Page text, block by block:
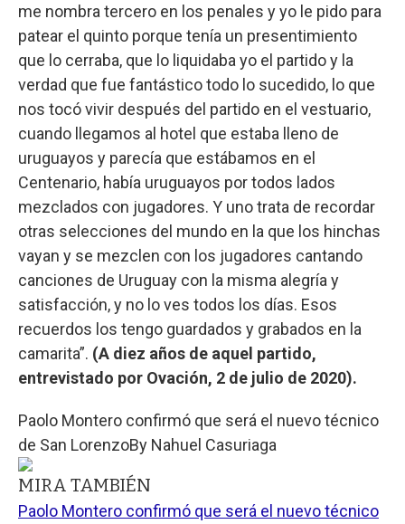
me nombra tercero en los penales y yo le pido para
patear el quinto porque tenía un presentimiento
que lo cerraba, que lo liquidaba yo el partido y la
verdad que fue fantástico todo lo sucedido, lo que
nos tocó vivir después del partido en el vestuario,
cuando llegamos al hotel que estaba lleno de
uruguayos y parecía que estábamos en el
Centenario, había uruguayos por todos lados
mezclados con jugadores. Y uno trata de recordar
otras selecciones del mundo en la que los hinchas
vayan y se mezclen con los jugadores cantando
canciones de Uruguay con la misma alegría y
satisfacción, y no lo ves todos los días. Esos
recuerdos los tengo guardados y grabados en la
camarita”. (A diez años de aquel partido,
entrevistado por Ovación, 2 de julio de 2020).
Paolo Montero confirmó que será el nuevo técnico
de San LorenzoBy Nahuel Casuriaga
MIRA TAMBIÉN
Paolo Montero confirmó que será el nuevo técnico